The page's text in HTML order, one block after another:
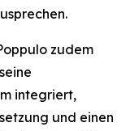
zudem
integriert,
und einen